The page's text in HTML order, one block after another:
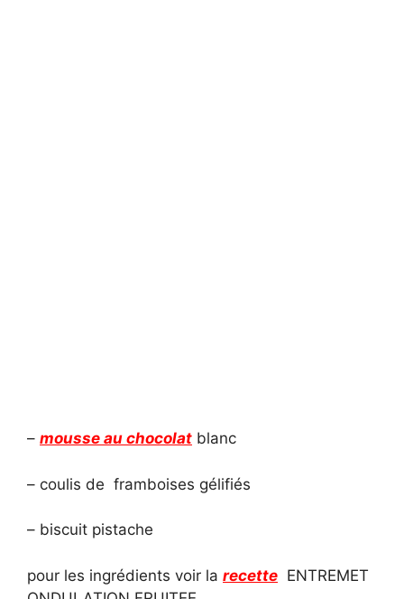
– mousse au chocolat blanc
– coulis de framboises gélifiés
– biscuit pistache
pour les ingrédients voir la recette ENTREMET